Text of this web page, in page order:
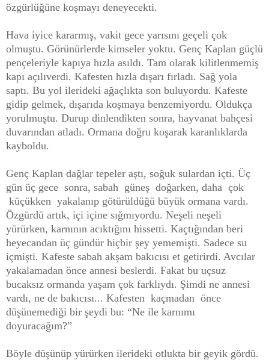
özgürlüğüne koşmayı deneyecekti.
Hava iyice kararmış, vakit gece yarısını geçeli çok
olmuştu. Görünürlerde kimseler yoktu. Genç Kaplan güçlü
pençeleriyle kapıya hızla asıldı. Tam olarak kilitlenmemiş
kapı açılıverdi. Kafesten hızla dışarı fırladı. Sağ yola
saptı. Bu yol ilerideki ağaçlıkta son buluyordu. Kafeste
gidip gelmek, dışarıda koşmaya benzemiyordu. Oldukça
yorulmuştu. Durup dinlendikten sonra, hayvanat bahçesi
duvarından atladı. Ormana doğru koşarak karanlıklarda
kayboldu.
Genç Kaplan dağlar tepeler aştı, soğuk sulardan içti. Üç
gün üç gece sonra, sabah güneş doğarken, daha çok
küçükken yakalanıp götürüldüğü büyük ormana vardı.
Özgürdü artık, içi içine sığmıyordu. Neşeli neşeli
yürürken, karnının acıktığını hissetti. Kaçtığından beri
heyecandan üç gündür hiçbir şey yememişti. Sadece su
içmişti. Kafeste sabah akşam bakıcısı et getirirdi. Avcılar
yakalamadan önce annesi beslerdi. Fakat bu uçsuz
bucaksız ormanda yaşam çok farklıydı. Şimdi ne annesi
vardı, ne de bakıcısı... Kafesten kaçmadan önce
düşünemediği bir şeydi bu: “Ne ile karnımı
doyuracağım?”
Böyle düşünüp yürürken ilerideki otlukta bir geyik gördü.